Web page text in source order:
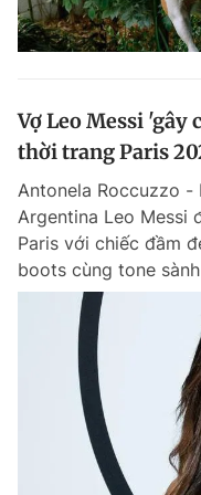
Vợ Leo Messi
thời trang Paris
Antonela Roccuzzo
Argentina Leo Messi
Paris với chiếc đầm
boots cùng tone